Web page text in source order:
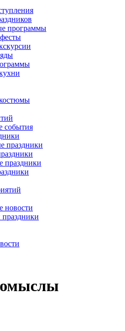
программы
события
праздники
праздники
новости